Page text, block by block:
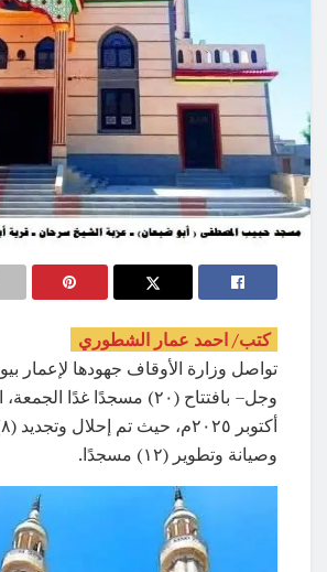
كتب/ احمد عمار الشطوري
تواصل وزارة الأوقاف جهودها لإعمار
وصيانة وتطوير (١٢) مسجدًا.